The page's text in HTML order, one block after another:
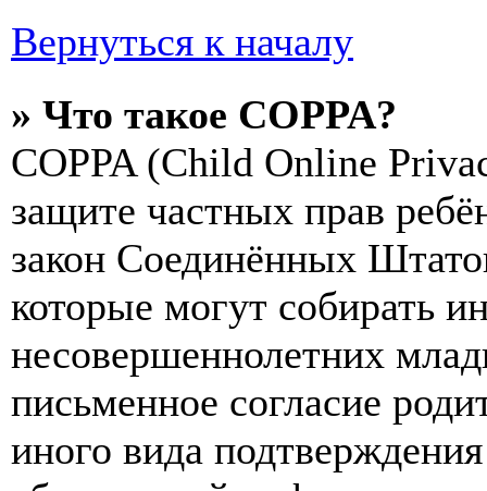
Вернуться к началу
» Что такое COPPA?
COPPA (Child Online
защите частных прав
закон Соединённых
которые могут собирать
несовершеннолетних
письменное согласие
иного вида